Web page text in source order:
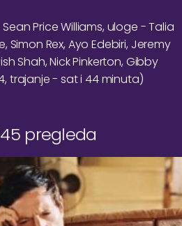
Price Williams, uloge - Talia
Simon Rex, Ayo Edebiri, Jeremy
Shah, Nick Pinkerton, Gibby
trajanje - sat i 44 minuta)
pregleda